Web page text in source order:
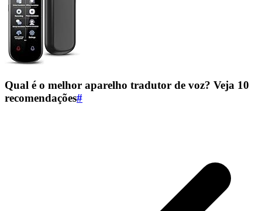
Qual é o melhor aparelho tradutor de voz? Veja 10
recomendações#